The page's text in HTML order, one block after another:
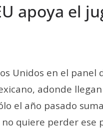
apoya el
Unidos en el panel
adonde
el año pasado
quiere perder ese